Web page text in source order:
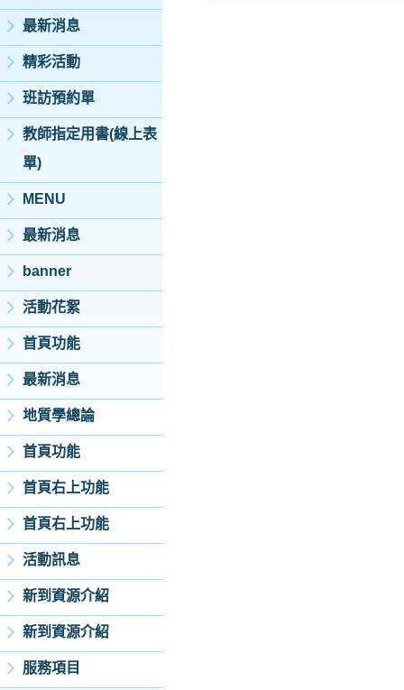
最新消息
精彩活動
班訪預約單
教師指定用書(線上表
單)
MENU
最新消息
banner
活動花絮
首頁功能
最新消息
地質學總論
首頁功能
首頁右上功能
首頁右上功能
活動訊息
新到資源介紹
新到資源介紹
服務項目